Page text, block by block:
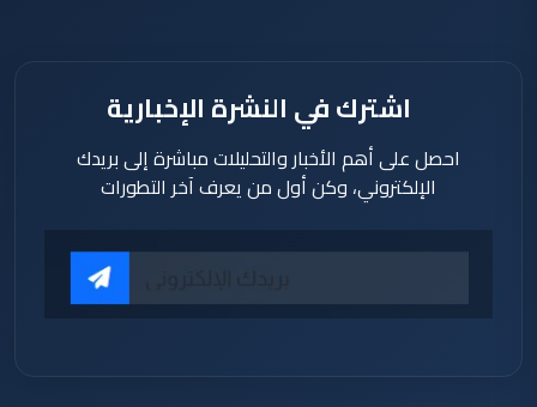
اشترك في النشرة الإخبارية
احصل على أهم الأخبار والتحليلات مباشرة إلى بريدك
الإلكتروني، وكن أول من يعرف آخر التطورات